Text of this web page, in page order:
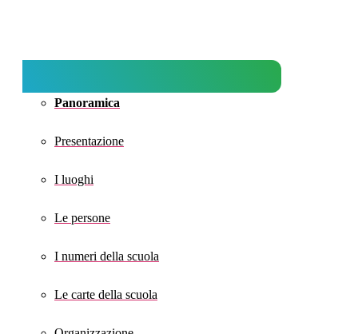
Panoramica
Presentazione
I luoghi
Le persone
I numeri della scuola
Le carte della scuola